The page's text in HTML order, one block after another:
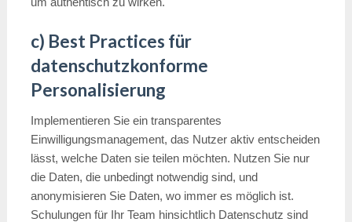
c) Best Practices für
datenschutzkonforme
Personalisierung
Implementieren Sie ein transparentes
Einwilligungsmanagement, das Nutzer aktiv entscheiden
lässt, welche Daten sie teilen möchten. Nutzen Sie nur
die Daten, die unbedingt notwendig sind, und
anonymisieren Sie Daten, wo immer es möglich ist.
Schulungen für Ihr Team hinsichtlich Datenschutz sind